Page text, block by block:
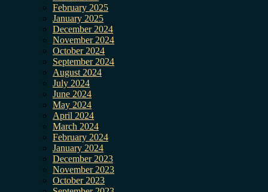
February 2025
January 2025
December 2024
November 2024
October 2024
September 2024
August 2024
July 2024
June 2024
May 2024
April 2024
March 2024
February 2024
January 2024
December 2023
November 2023
October 2023